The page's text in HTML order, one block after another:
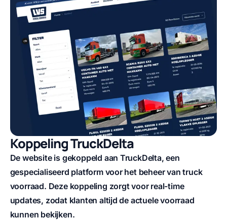
Koppeling TruckDelta
De website is gekoppeld aan TruckDelta, een
gespecialiseerd platform voor het beheer van truck
voorraad. Deze koppeling zorgt voor real-time
updates, zodat klanten altijd de actuele voorraad
kunnen bekijken.